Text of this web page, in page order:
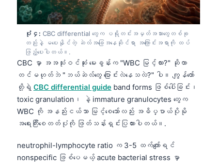
ပုံ ၄: CBC differential တွေက ပရိုတင်းအမှတ်အသားတွေတစ်ခု
တည်းနဲ့ မပေးနိုင်တဲ့ ဆဲလ်အခြေအနေဆိုင်ရာ အကြောင်းအရာကို ထပ်
ဖြည့်ပေးပါတယ်။.
CBC မှာ အအသုံးဝင်ဆုံး မေးခွန်းက "WBC မြင့်လား?" ဆိုတာ
တင်မဟုတ်ဘဲ "ဘယ်ဆဲလ်တွေ ပြောင်းလဲနေသလဲ?" ပါ။ ကျွန်တော်
တို့ရဲ့ CBC differential guide band forms ဖြစ်ပေါ်ခြင်း၊
toxic granulation၊ နဲ့ immature granulocytes တွေက
WBC ကို အနည်းငယ်သာ မြင့်စေသော်လည်း အဓိပ္ပာယ်ပိုမို
အရေးကြီးစေတတ်ပုံကို ဖြတ်သန်းရှင်းပြထားပါတယ်။.
neutrophil-lymphocyte ratio က 3-5 ထက်ကျော်ရင်
nonspecific ဖြစ်ပေမယ့် acute bacterial stress မှာ